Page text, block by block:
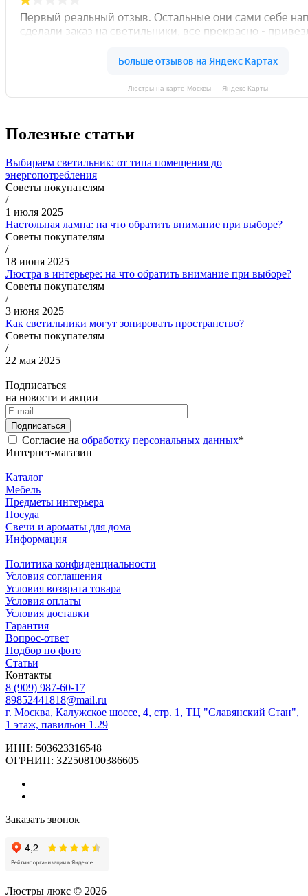
Люстры на карте Москвы — Яндекс Карты
Полезные статьи
Выбираем светильник: от типа помещения до
энергопотребления
Советы покупателям
/
1 июля 2025
Настольная лампа: на что обратить внимание при выборе?
Советы покупателям
/
18 июня 2025
Люстра в интерьере: на что обратить внимание при выборе?
Советы покупателям
/
3 июня 2025
Как светильники могут зонировать пространство?
Советы покупателям
/
22 мая 2025
Подписаться
на новости и акции
Подписаться
Согласие на обработку персональных данных*
Интернет-магазин
Каталог
Мебель
Предметы интерьера
Посуда
Свечи и ароматы для дома
Информация
Политика конфиденциальности
Условия соглашения
Условия возврата товара
Условия оплаты
Условия доставки
Гарантия
Вопрос-ответ
Подбор по фото
Статьи
Контакты
8 (909) 987-60-17
89852441818@mail.ru
г. Москва, Калужское шоссе, 4, стр. 1, ТЦ "Славянский Стан",
1 этаж, павильон 1.29
ИНН: 503623316548
ОГРНИП: 322508100386605
Заказать звонок
Люстры люкс © 2026